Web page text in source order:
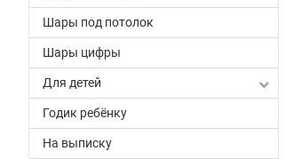
Шары под потолок
Шары цифры
Для детей
Годик ребёнку
На выписку